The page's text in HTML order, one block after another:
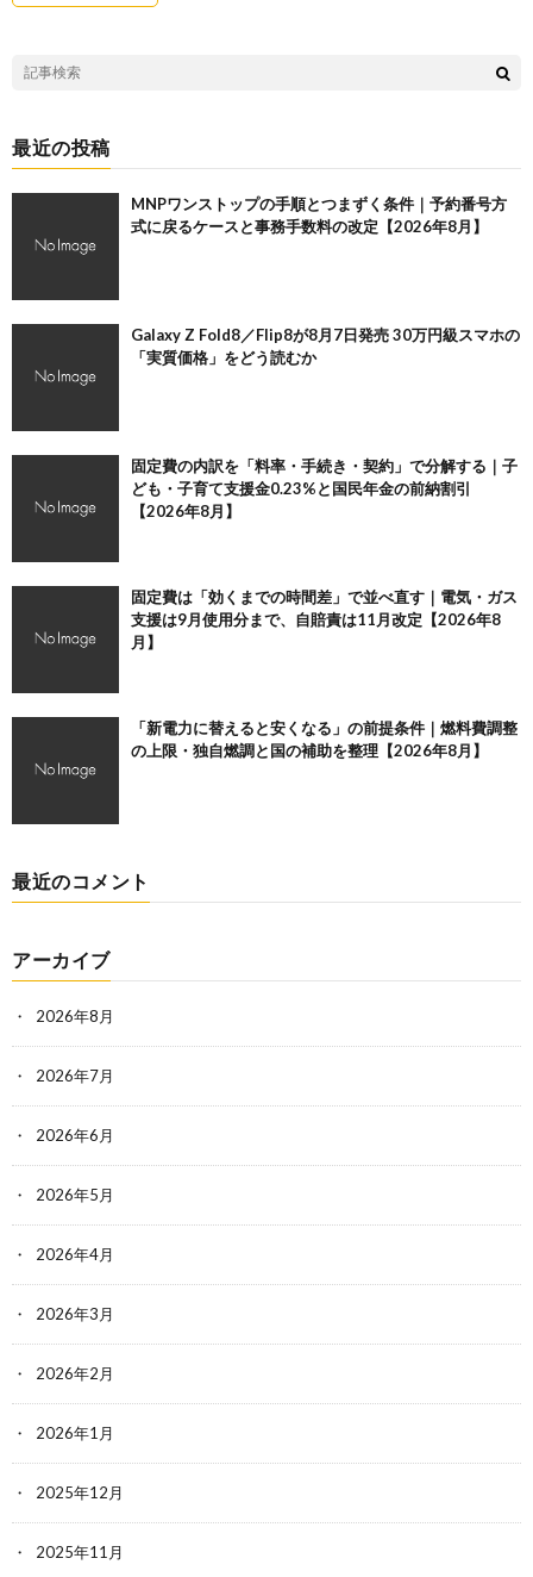
最近の投稿
MNPワンストップの手順とつまずく条件｜予約番号方
式に戻るケースと事務手数料の改定【2026年8月】
Galaxy Z Fold8／Flip8が8月7日発売 30万円級スマホの
「実質価格」をどう読むか
固定費の内訳を「料率・手続き・契約」で分解する｜子
ども・子育て支援金0.23%と国民年金の前納割引
【2026年8月】
固定費は「効くまでの時間差」で並べ直す｜電気・ガス
支援は9月使用分まで、自賠責は11月改定【2026年8
月】
「新電力に替えると安くなる」の前提条件｜燃料費調整
の上限・独自燃調と国の補助を整理【2026年8月】
最近のコメント
アーカイブ
2026年8月
2026年7月
2026年6月
2026年5月
2026年4月
2026年3月
2026年2月
2026年1月
2025年12月
2025年11月